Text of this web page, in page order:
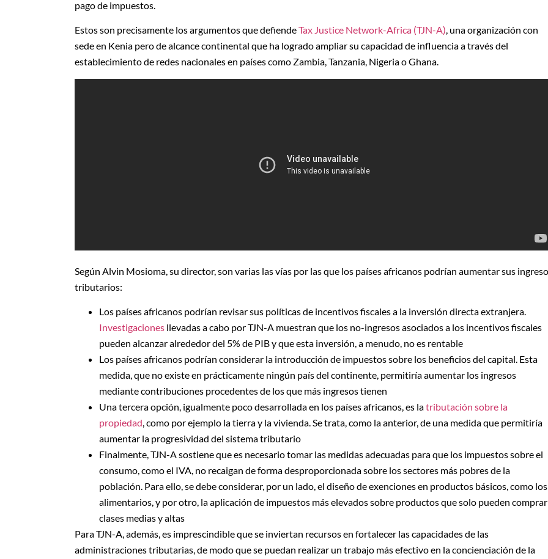
pago de impuestos.
Estos son precisamente los argumentos que defiendeTax Justice Network-Africa (TJN-A), una organización con
sede en Kenia pero de alcance continental que ha logrado ampliar su capacidad de influencia a través del
establecimiento de redes nacionales en países como Zambia, Tanzania, Nigeria o Ghana.
Según Alvin Mosioma, su director, son varias las vías por las que los países africanos podrían aumentar sus
tributarios:
Los países africanos podrían revisar sus políticas de incentivos fiscales a la inversión directa extranjera.
Investigaciones llevadas a cabo por TJN-A muestran que los no-ingresos asociados a los incentivos fiscales
pueden alcanzar alrededor del 5% de PIB y que esta inversión, a menudo, no es rentable
Los países africanos podrían considerar la introducción de impuestos sobre los beneficios del capital. Esta
medida, que no existe en prácticamente ningún país del continente, permitiría aumentar los ingresos
mediante contribuciones procedentes de los que más ingresos tienen
Una tercera opción, igualmente poco desarrollada en los países africanos, es latributación sobre la
propiedad, como por ejemplo la tierra y la vivienda. Se trata, como la anterior, de una medida que permitiría
aumentar la progresividad del sistema tributario
Finalmente, TJN-A sostiene que es necesario tomar las medidas adecuadas para que los impuestos sobre el
consumo, como el IVA, no recaigan de forma desproporcionada sobre los sectores más pobres de la
población. Para ello, se debe considerar, por un lado, el diseño de exenciones en productos básicos, como los
alimentarios, y por otro, la aplicación de impuestos más elevados sobre productos que solo pueden comprar
clases medias y altas
Para TJN-A, además, es imprescindible que se inviertan recursos en fortalecer las capacidades de las
administraciones tributarias, de modo que se puedan realizar un trabajo más efectivo en la concienciación de la